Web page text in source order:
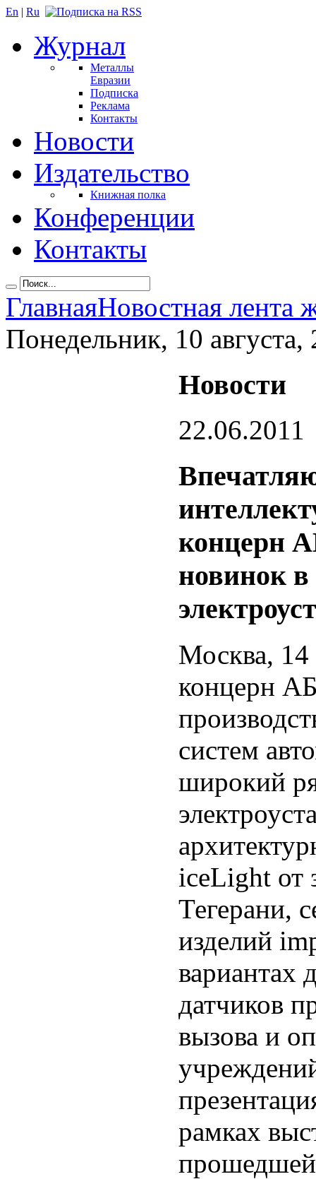
En | Ru
Журнал
Металлы
Евразии
Подписка
Реклама
Контакты
Новости
Издательство
Книжная полка
Конференции
Контакты
ГлавнаяНовостная лента
Понедельник, 10 августа,
Новости
22.06.2011
концерн
новинок в
Москва,
концерн
систем
широкий
iceLight от
Тегерани,
изделий
вариантах
датчиков
вызова и
рамках